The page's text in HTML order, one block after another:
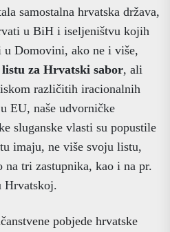
samostalna hrvatska država,
u BiH i iseljeništvu kojih
u Domovini, ako ne i više,
za Hrvatski sabor, ali
različitih iracionalnih
EU, naše udvorničke
sluganske vlasti su popustile
imaju, ne više svoju listu,
na tri zastupnika, kao i na pr.
Hrvatskoj.
pobjede hrvatske